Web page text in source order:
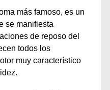
más famoso, es un
se manifiesta
de reposo del
todos los
muy característico